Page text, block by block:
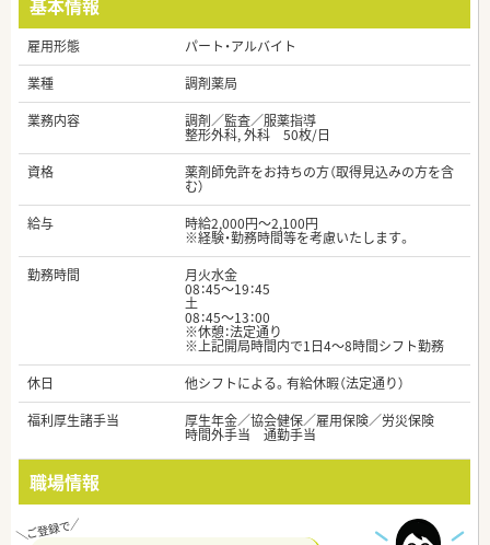
基本情報
雇用形態
パート・アルバイト
業種
調剤薬局
業務内容
調剤／監査／服薬指導
整形外科, 外科 50枚/日
資格
薬剤師免許をお持ちの方（取得見込みの方を含
む）
給与
時給2,000円～2,100円
※経験・勤務時間等を考慮いたします。
勤務時間
月火水金
08：45～19：45
土
08：45～13：00
※休憩：法定通り
※上記開局時間内で1日4～8時間シフト勤務
休日
他シフトによる。有給休暇（法定通り）
福利厚生諸手当
厚生年金／協会健保／雇用保険／労災保険
時間外手当 通勤手当
職場情報